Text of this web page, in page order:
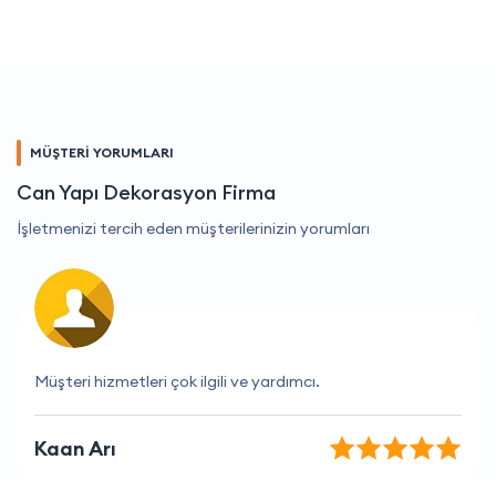
MÜŞTERİ YORUMLARI
Can Yapı Dekorasyon Firma
İşletmenizi tercih eden müşterilerinizin yorumları
Her zaman doğru zamanlama ve mükemmel hizmet.
Merve Aktaş